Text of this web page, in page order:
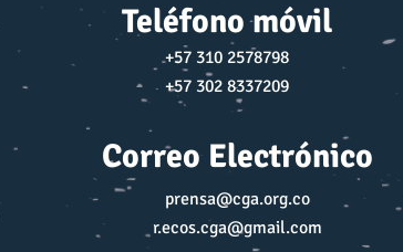
Teléfono móvil
+57 310 2578798
+57 302 8337209
Correo Electrónico
prensa@cga.org.co
r.ecos.cga@gmail.com